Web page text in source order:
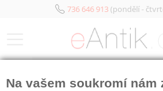
736 646 913(pondělí -
Na vašem soukromí nám